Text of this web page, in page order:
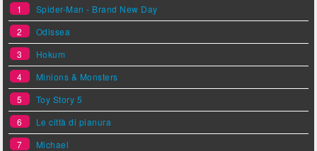
1
Spider-Man - Brand New Day
2
Odissea
3
Hokum
4
Minions & Monsters
5
Toy Story 5
6
Le città di pianura
7
Michael